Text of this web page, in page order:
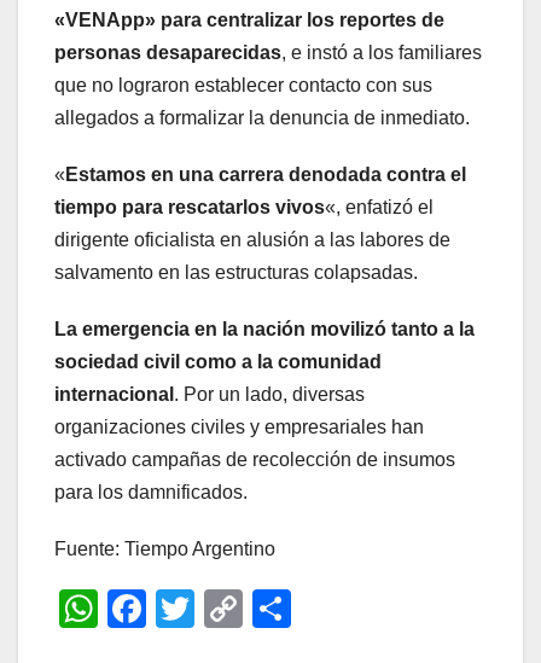
«VENApp» para centralizar los reportes de
personas desaparecidas, e instó a los familiares
que no lograron establecer contacto con sus
allegados a formalizar la denuncia de inmediato.
« Estamos en una carrera denodada contra el
tiempo para rescatarlos vivos«, enfatizó el
dirigente oficialista en alusión a las labores de
salvamento en las estructuras colapsadas.
La emergencia en la nación movilizó tanto a la
sociedad civil como a la comunidad
internacional . Por un lado, diversas
organizaciones civiles y empresariales han
activado campañas de recolección de insumos
para los damnificados.
Fuente: Tiempo Argentino
W
F
T
C